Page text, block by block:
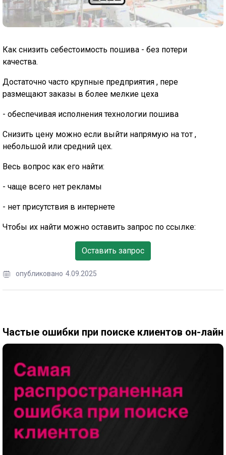
Как снизить себестоимость пошива - без потери
качества.
Достаточно часто крупные предприятия , пере
размещают заказы в более мелкие цеха
- обеспечивая исполнения технологии пошива
Снизить цену можно если выйти напрямую на тот ,
небольшой или средний цех.
Весь вопрос как его найти:
- чаще всего нет рекламы
- нет присутствия в интернете
Чтобы их найти можно оставить запрос по ссылке:
Оставить запрос
опубликовано 4.09.2025
Частые ошибки при поиске клиентов он-лайн